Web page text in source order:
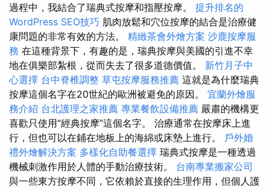
過程中，我結合了瑞典式按摩和指壓按摩。 提升排名的
WordPress SEO技巧 肌肉放鬆和穴位按摩的結合是治療健
康問題的非常有效的方法。 精緻茶會外燴方案 沙鹿按摩服
務 在這種背景下，有趣的是，瑞典按摩與美國的引進不幸
地在俱樂部紮根，從而失去了很多道德價值。 新竹月子中
心選擇 台中脊椎調整 草屯按摩服務推薦 這就是為什麼瑞典
按摩這個名字在20世紀的歐洲被避免的原因。 宜蘭外燴服
務介紹 台北護理之家推薦 專業餐飲設備推薦 嚴肅的機構更
喜歡只使用“經典按摩”這個名字。 治療通常在按摩床上進
行，但也可以在鋪在地板上的海綿或床墊上進行。 戶外婚
禮外燴解決方案 多樣化自助餐選擇 瑞典式按摩是一種透過
機械刺激作用於人體的手動治療技術。 台南專業搬家公司
與一些東方按摩不同，它依賴於直接的生理作用，但個人護